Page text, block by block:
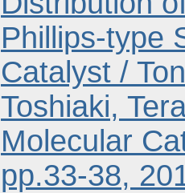
Phillips-type
Catalyst /
Toshiaki,
Molecular
pp.33-38,